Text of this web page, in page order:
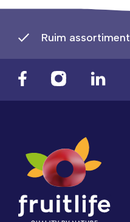
Ruim assortiment